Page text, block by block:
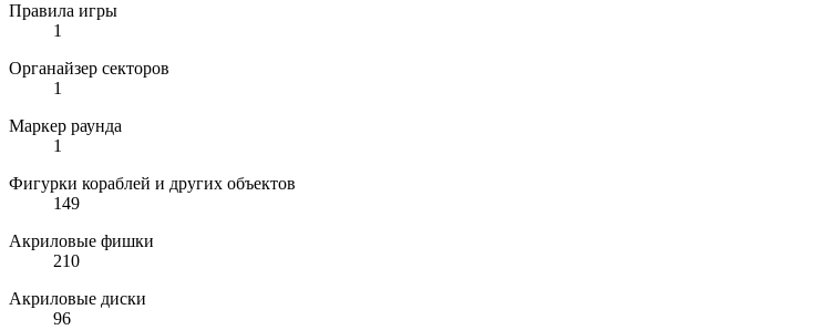
Правила игры
1
Органайзер секторов
1
Маркер раунда
1
Фигурки кораблей и других объектов
149
Акриловые фишки
210
Акриловые диски
96